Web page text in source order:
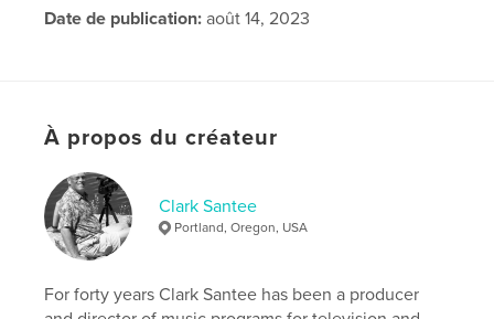
Date de publication: août 14, 2023
À propos du créateur
Clark Santee
Portland, Oregon, USA
For forty years Clark Santee has been a producer